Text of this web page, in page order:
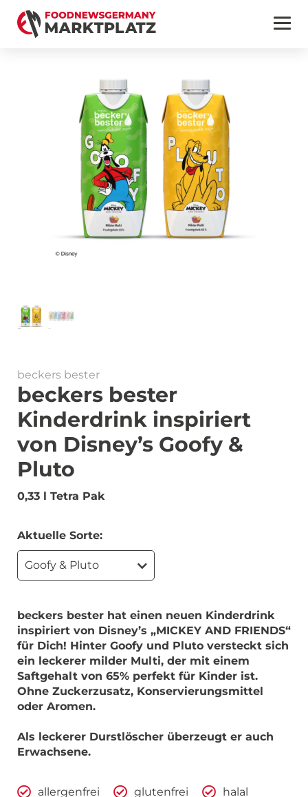
beckers bester
beckers bester
Kinderdrink inspiriert
von Disney’s Goofy &
Pluto
0,33 l Tetra Pak
Aktuelle Sorte:
Goofy & Pluto
beckers bester hat einen neuen Kinderdrink
inspiriert von Disney’s „MICKEY AND FRIENDS“
für Dich! Hinter Goofy und Pluto versteckt sich
ein leckerer milder Multi, der mit einem
Saftgehalt von 65% perfekt für Kinder ist.
Ohne Zuckerzusatz, Konservierungsmittel
oder Aromen.
Als leckerer Durstlöscher überzeugt er auch
Erwachsene.
allergenfrei glutenfrei
halal